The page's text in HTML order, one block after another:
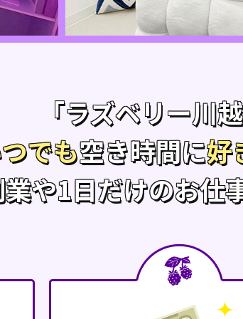
「ラズベリー川
でも空き時間に好
や1日だけのお仕